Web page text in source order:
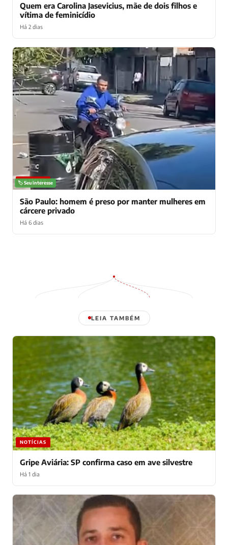
Quem era Carolina Jasevicius, mãe de dois filhos e
vítima de feminicídio
Há 2 dias
NOTÍCIAS
🏷️ Seu interesse
São Paulo: homem é preso por manter mulheres em
cárcere privado
Há 6 dias
LEIA TAMBÉM
NOTÍCIAS
Gripe Aviária: SP confirma caso em ave silvestre
Há 1 dia